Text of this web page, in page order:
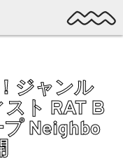
ジャンル
ト RAT B
Neighbo